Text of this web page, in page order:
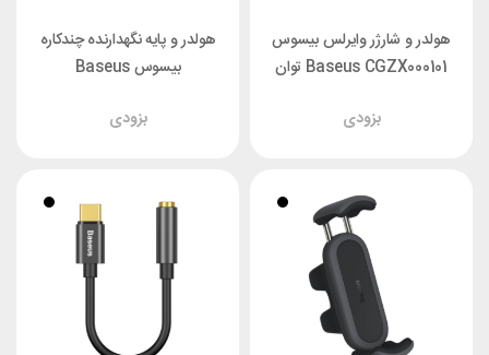
هولدر و شارژر وایرلس بیسوس
Baseus CGZX000101 توان
بزودی
هولدر و پایه نگهدارنده چندکاره
بیسوس Baseus
Clamp
بزودی